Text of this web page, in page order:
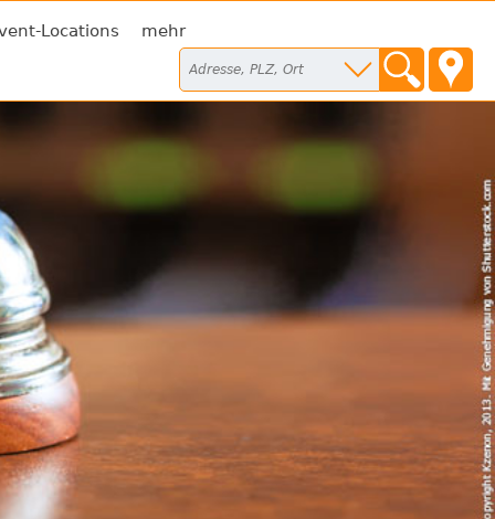
Locations mehr